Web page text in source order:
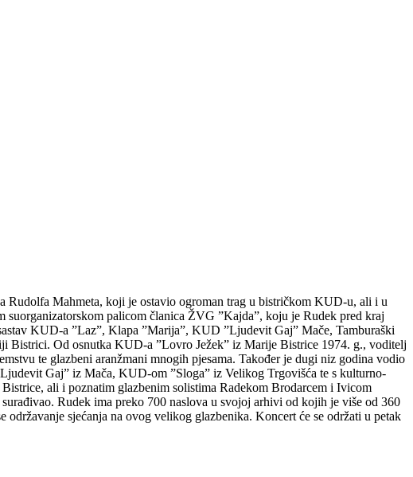
Rudolfa Mahmeta, koji je ostavio ogroman trag u bistričkom KUD-u, ali i u
palicom članica ŽVG ”Kajda”, koju je Rudek pred kraj
KUD-a ”Laz”, Klapa ”Marija”, KUD ”Ljudevit Gaj” Mače, Tamburaški
Bistrici. Od osnutka KUD-a ”Lovro Ježek” iz Marije Bistrice 1974. g., voditelj
te glazbeni aranžmani mnogih pjesama. Također je dugi niz godina vodio
Gaj” iz Mača, KUD-om ”Sloga” iz Velikog Trgovišća te s kulturno-
ali i poznatim glazbenim solistima Radekom Brodarcem i Ivicom
Rudek ima preko 700 naslova u svojoj arhivi od kojih je više od 360
sjećanja na ovog velikog glazbenika. Koncert će se održati u petak